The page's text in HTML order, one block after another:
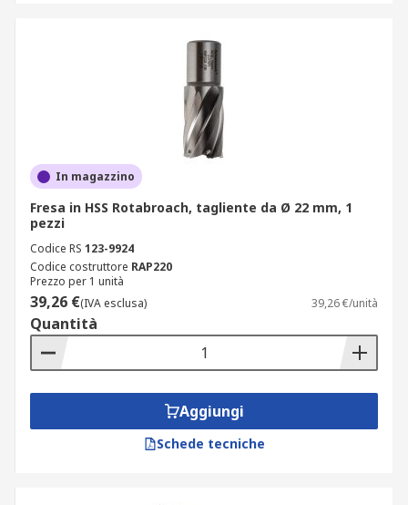
In magazzino
Fresa in HSS Rotabroach, tagliente da Ø 22 mm, 1
pezzi
Codice RS 123-9924
Codice costruttore RAP220
Prezzo per 1 unità
39,26 €(IVA esclusa) 39,26 €/unità
Quantità
Aggiungi
Schede tecniche